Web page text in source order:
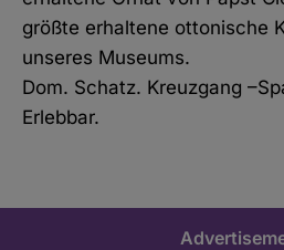
größte erhaltene ottonische
unseres Museums.
Dom. Schatz. Kreuzgang
Erlebbar.